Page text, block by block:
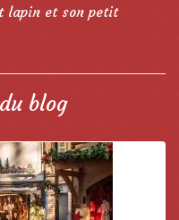
lapin et son petit
blog